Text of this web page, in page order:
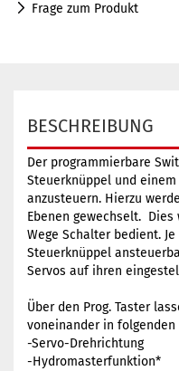
Frage zum Produkt
BESCHREIBUNG
Der programmierbare
Steuerknüppel und
anzusteuern. Hierzu
Ebenen gewechselt.
Wege Schalter bedient.
Steuerknüppel
Servos auf ihren
Über den Prog. Taster
voneinander in
-Servo-Drehrichtung
-Hydromasterfunktion*